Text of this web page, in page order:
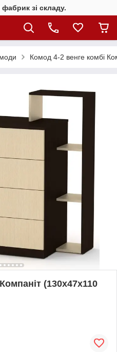
фабрик зі складу.
Комод 4-2 венге комбі
(130х47х110